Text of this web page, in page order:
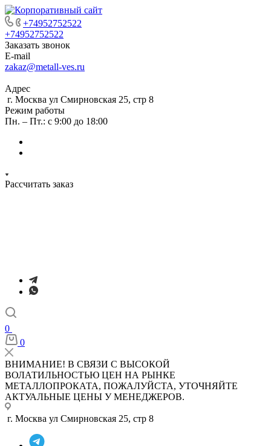
+74952752522
+74952752522
Заказать звонок
E-mail
zakaz@metall-ves.ru
Адрес
г. Москва ул Смирновская 25, стр 8
Режим работы
Пн. – Пт.: с 9:00 до 18:00
Рассчитать заказ
0
0
ВНИМАНИЕ! В СВЯЗИ С ВЫСОКОЙ
ВОЛАТИЛЬНОСТЬЮ ЦЕН НА РЫНКЕ
МЕТАЛЛОПРОКАТА, ПОЖАЛУЙСТА, УТОЧНЯЙТЕ
АКТУАЛЬНЫЕ ЦЕНЫ У МЕНЕДЖЕРОВ.
г. Москва ул Смирновская 25, стр 8